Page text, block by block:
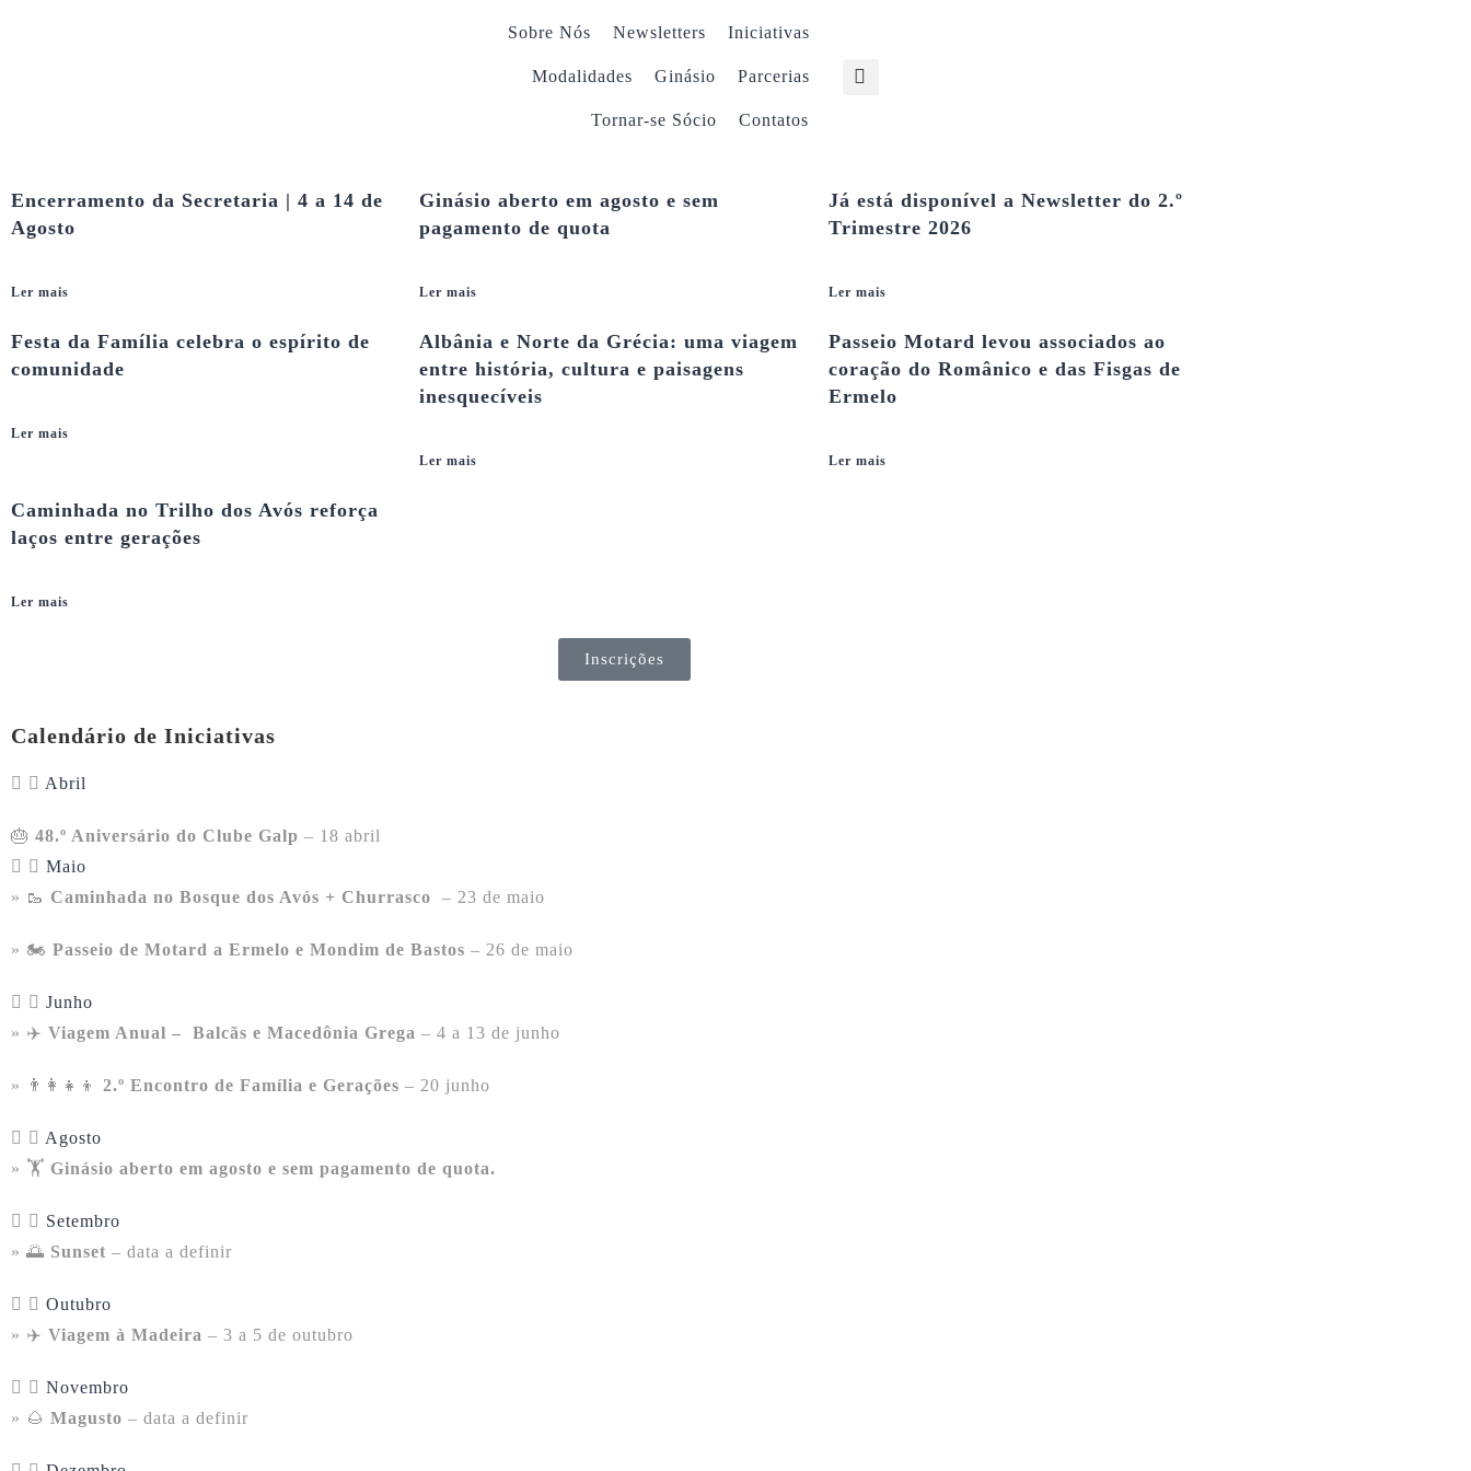
Sobre Nós Newsletters Iniciativas
Modalidades Ginásio Parcerias
Tornar-se Sócio Contatos
Encerramento da Secretaria | 4 a 14 de
Agosto
Ler mais
Ginásio aberto em agosto e sem
pagamento de quota
Ler mais
Já está disponível a Newsletter do 2.º
Trimestre 2026
Ler mais
Festa da Família celebra o espírito de
comunidade
Ler mais
Albânia e Norte da Grécia: uma viagem
entre história, cultura e paisagens
inesquecíveis
Ler mais
Passeio Motard levou associados ao
coração do Românico e das Fisgas de
Ermelo
Ler mais
Caminhada no Trilho dos Avós reforça
laços entre gerações
Ler mais
Inscrições
Calendário de Iniciativas
Abril
🎂 48.º Aniversário do Clube Galp – 18 abril
Maio
» 🥾 Caminhada no Bosque dos Avós + Churrasco – 23 de maio
» 🏍️ Passeio de Motard a Ermelo e Mondim de Bastos – 26 de maio
Junho
» ✈️ Viagem Anual – Balcãs e Macedônia Grega – 4 a 13 de junho
» 👨‍👩‍👧‍👦 2.º Encontro de Família e Gerações – 20 junho
Agosto
» 🏋️ Ginásio aberto em agosto e sem pagamento de quota.
Setembro
» 🌅 Sunset – data a definir
Outubro
» ✈️ Viagem à Madeira – 3 a 5 de outubro
Novembro
» 🌰 Magusto – data a definir